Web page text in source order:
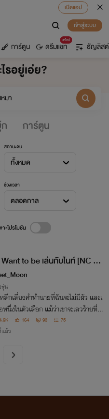
เปิดแอป
เข้าสู่ระบบ
การ์ตูน
มาใหม่
ดรีมแชท ธัญลิสต์
รอยู่เอ่ย?
การ์ตูน
สถานะจบ
ทั้งหมด
ช่วงเวลา
ตลอดกาล
ะโปรโมชัน
Want to be เล่นกับไนท์ [NC 18
E-Book -
รุ่น
ลีกเลี่ยงคำทำนายที่ฉันจะไม่มีผัว และเ
หนึ่งในตัวเลือก แม้ว่าเขาจะเลวร้ายที่สุ
มที
164 93 75
ล้ว